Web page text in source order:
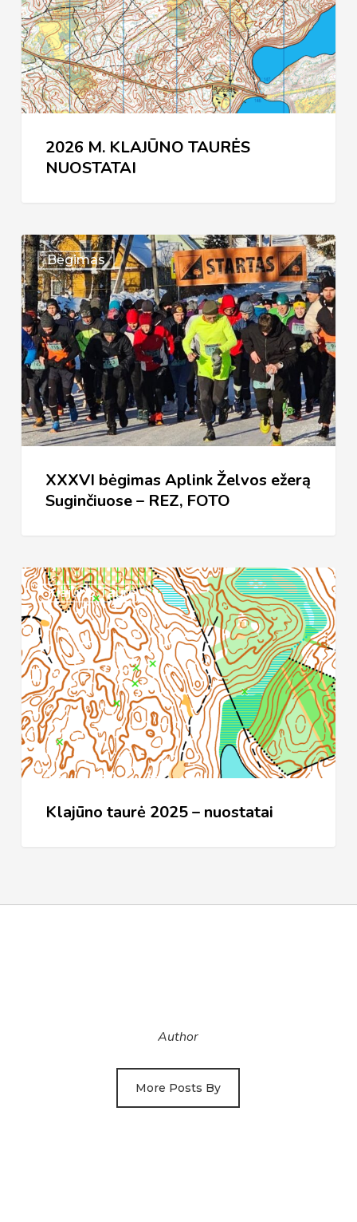
NUOSTATAI
2026 M. KLAJŪNO TAURĖS
NUOSTATAI
Bėgimas
XXXVI
bėgimas
Aplink
Želvos
ežerą
Suginčiuose
–
REZ,
FOTO
XXXVI bėgimas Aplink Želvos ežerą
Suginčiuose – REZ, FOTO
Klajūno Taurė
Klajūno
taurė
2025
–
nuostatai
Klajūno taurė 2025 – nuostatai
Author
More Posts By